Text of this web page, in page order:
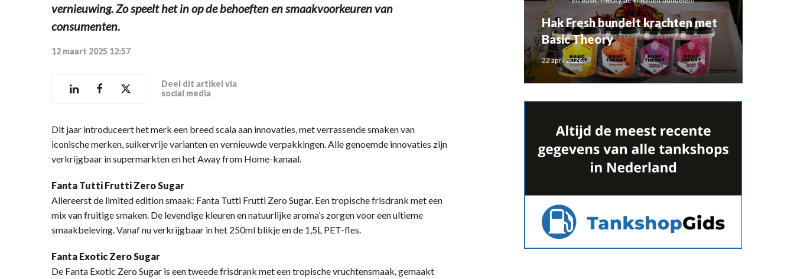
vernieuwing. Zo speelt het in op de behoeften en smaakvoorkeuren van
consumenten.
12 maart 2025 12:57
Deel dit artikel via
social media
Dit jaar introduceert het merk een breed scala aan innovaties, met verrassende smaken van
iconische merken, suikervrije varianten en vernieuwde verpakkingen. Alle genoemde innovaties zijn
verkrijgbaar in supermarkten en het Away from Home-kanaal.
Fanta Tutti Frutti Zero Sugar
Allereerst de limited edition smaak: Fanta Tutti Frutti Zero Sugar. Een tropische frisdrank met een
mix van fruitige smaken. De levendige kleuren en natuurlijke aroma’s zorgen voor een ultieme
smaakbeleving. Vanaf nu verkrijgbaar in het 250ml blikje en de 1,5L PET-fles.
Fanta Exotic Zero Sugar
De Fanta Exotic Zero Sugar is een tweede frisdrank met een tropische vruchtensmaak, gemaakt
Hak Fresh bundelt krachten met
Basic Theory
22 april 2026